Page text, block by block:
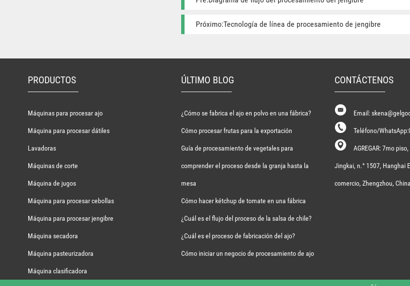
Próximo:Tecnología de línea de procesamiento de jengibre
PRODUCTOS
Máquinas para procesar ajo
Máquina para procesar dátiles
Lavadoras
Máquinas de corte
Máquina de jugos
Máquina para procesar cebollas
Máquina para procesar jengibre
Máquina secadora
Máquina pasteurizadora
Máquina clasificadora
ÚLTIMO BLOG
¿Cómo se fabrica el ajo en polvo en una fábrica?
Cómo procesar frutas para la exportación
Guía de procesamiento de vegetales para
comprender el proceso desde la granja hasta la
mesa
Cómo hacer kétchup de tomate en una fábrica
¿Cuál es el flujo del proceso de la salsa de chile?
¿Cuál es el proceso de fabricación del ajo?
Cómo iniciar un negocio de procesamiento de ajo
CONTÁCTENOS
Email:
Teléfono/
AGREGAR: 7mo
Jingkai, n.° 1507, Hanghai
comercio, Zhengzhou,